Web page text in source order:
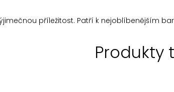
příležitost. Patří k nejoblíbenějším
Produkty